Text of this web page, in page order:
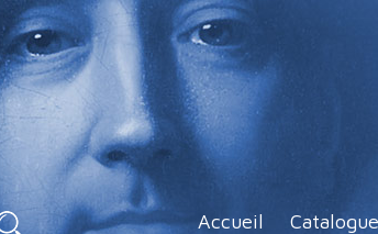
Accueil Catalogue